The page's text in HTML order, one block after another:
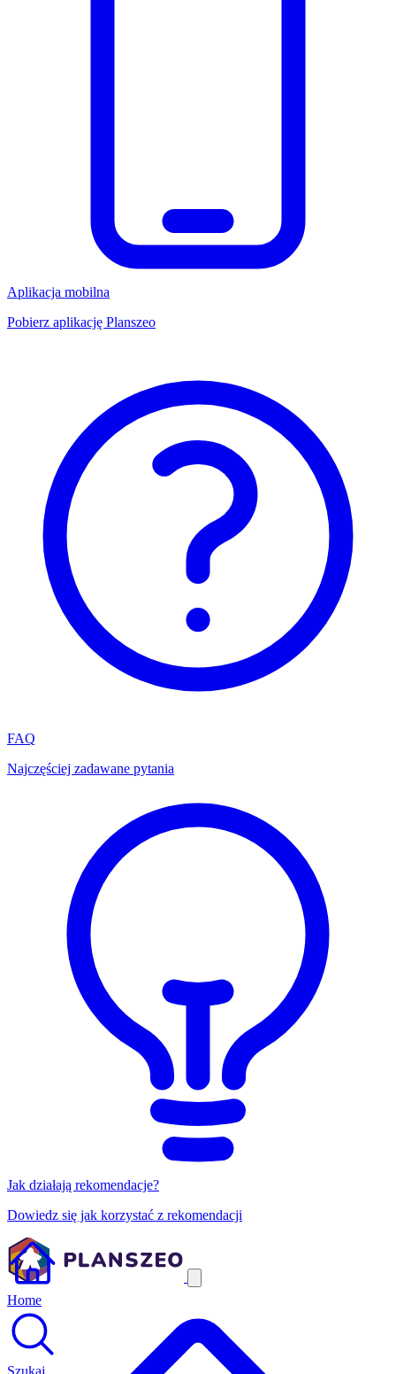
Aplikacja mobilna
Pobierz aplikację Planszeo
FAQ
Najczęściej zadawane pytania
Jak działają rekomendacje?
Dowiedz się jak korzystać z rekomendacji
Home
Szukaj